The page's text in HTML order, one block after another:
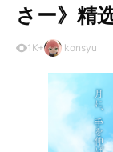
さー》精
1K+ konsyu